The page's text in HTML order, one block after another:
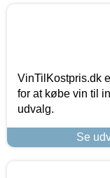
VinTilKostpris.dk
for at købe vin til
udvalg.
Se